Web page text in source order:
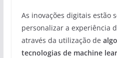
As inovações digitais estão
personalizar a experiência
através da utilização de
tecnologias de machine